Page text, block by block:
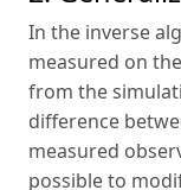
In the inverse
measured on
from the
difference
measured
possible to